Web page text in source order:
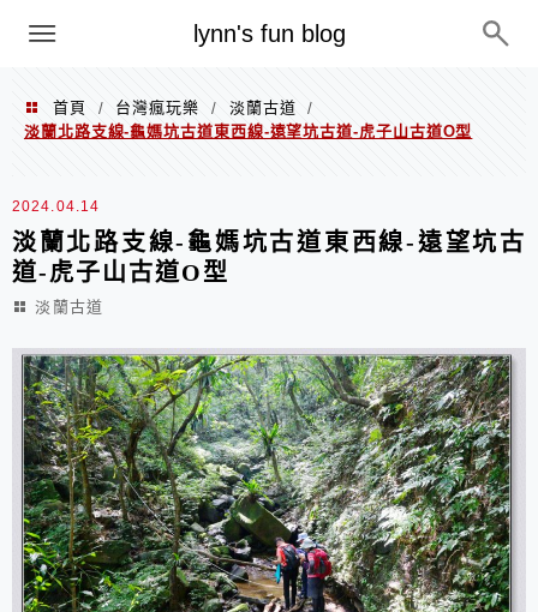
lynn's fun blog
menu
首頁 / 台灣瘋玩樂 / 淡蘭古道
/
淡蘭北路支線-龜媽坑古道東西線-遠望坑古道-虎子山古道O型
2024.04.14
淡蘭北路支線-龜媽坑古道東西線-遠望坑古
道-虎子山古道O型
淡蘭古道